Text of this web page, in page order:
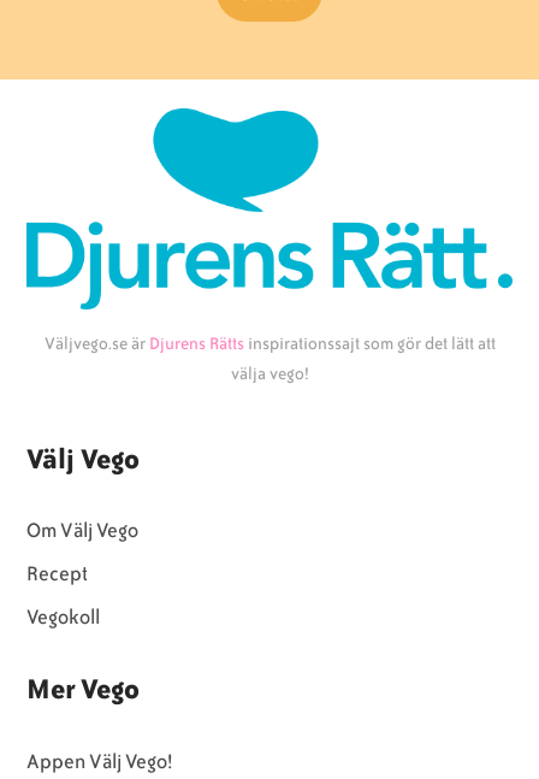
Väljvego.se är Djurens Rätts inspirationssajt som gör det lätt att
välja vego!
Välj Vego
Om Välj Vego
Recept
Vegokoll
Mer Vego
Appen Välj Vego!